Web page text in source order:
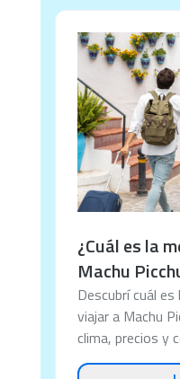
¿Cuál es la
Machu
Descubrí cuál
viajar a Machu
clima, precios y